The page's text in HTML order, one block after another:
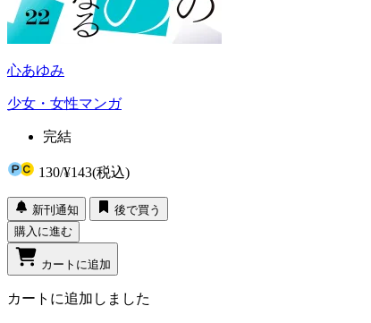
心あゆみ
少女・女性マンガ
完結
130/¥143(税込)
新刊通知
後で買う
購入に進む
カートに追加
カートに追加しました